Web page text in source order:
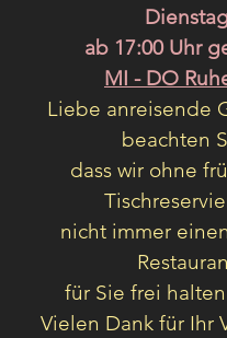
Dienstag
ab 17:00 Uhr
MI - DO
Liebe anreisende
beachten
dass wir ohne
nicht immer
für Sie frei
Vielen Dank für Ihr